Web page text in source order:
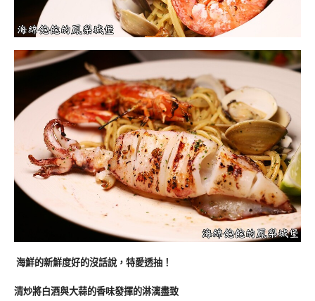
海鮮的新鮮度好的沒話說，特愛透抽！
清炒將白酒與大蒜的香味發揮的淋漓盡致